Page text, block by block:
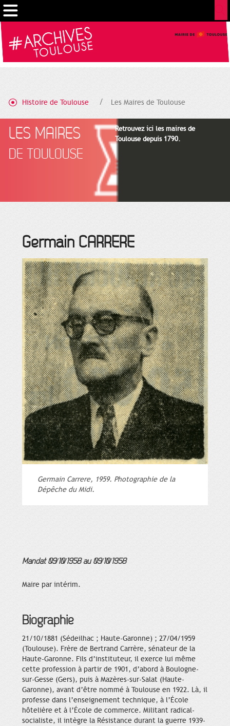
Histoire de Toulouse Les Maires de Toulouse
LES MAIRES
DE TOULOUSE
Retrouvez ici les maires de
Toulouse depuis 1790.
Germain CARRERE
Germain Carrere, 1959. Photographie de la
Dépêche du Midi.
Mandat 09/10/1958 au 09/10/1958
Maire par intérim.
Biographie
21/10/1881 (Sédeilhac ; Haute-Garonne) ; 27/04/1959
(Toulouse). Frère de Bertrand Carrère, sénateur de la
Haute-Garonne. Fils d’instituteur, il exerce lui même
cette profession à partir de 1901, d’abord à Boulogne-
sur-Gesse (Gers), puis à Mazères-sur-Salat (Haute-
Garonne), avant d’être nommé à Toulouse en 1922. Là, il
professe dans l’enseignement technique, à l’École
hôtelière et à l’École de commerce. Militant radical-
socialiste, il intègre la Résistance durant la guerre 1939-
Cookies management panel